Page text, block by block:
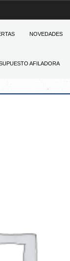
NOVEDADES
AFILADORA